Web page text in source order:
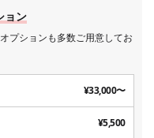
ョン
プションも多数ご用意してお
¥33,000〜
¥5,500